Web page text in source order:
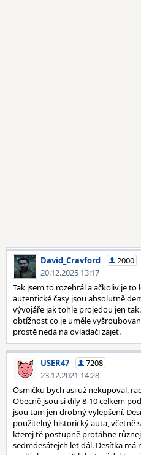
David_Cravford
2000
20.12.2025 13:17
Tak jsem to rozehrál a ačkoliv je to
autentické časy jsou absolutně
vývojáře jak tohle projedou jen
obtížnost co je uměle
prostě nedá na ovladači zajet.
USER47
7208
23.12.2021 14:28
Osmičku bych asi už nekupoval,
Obecně jsou si díly 8-10 celkem
jsou tam jen drobný vylepšení.
použitelný historický auta, včetně
kterej tě postupně protáhne
sedmdesátejch let dál. Desítka má